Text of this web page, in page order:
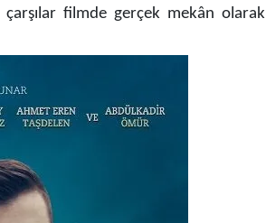
çarşılar filmde gerçek mekân olarak